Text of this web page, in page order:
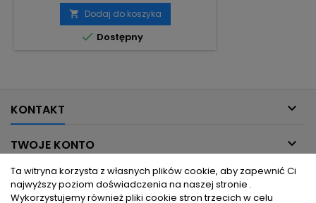
 Dodaj do koszyka
 Dostępny
KONTAKT 
TWOJE KONTO 
INFORMACJE DLA CIEBIE 
Ta witryna korzysta z własnych plików cookie, aby zapewnić Ci
najwyższy poziom doświadczenia na naszej stronie .
Wykorzystujemy również pliki cookie stron trzecich w celu